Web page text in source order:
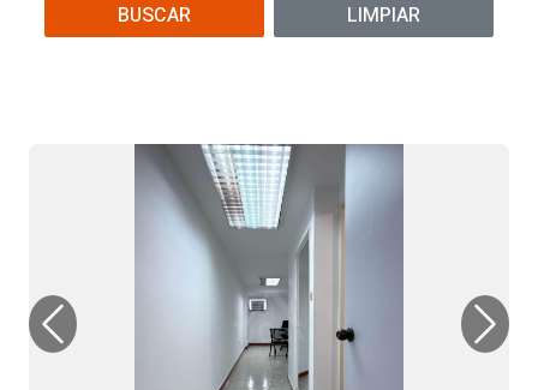
BUSCAR
LIMPIAR
Previous Next